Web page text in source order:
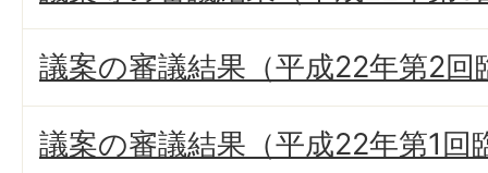
議案の審議結果（平成22年第2回
議案の審議結果（平成22年第1回